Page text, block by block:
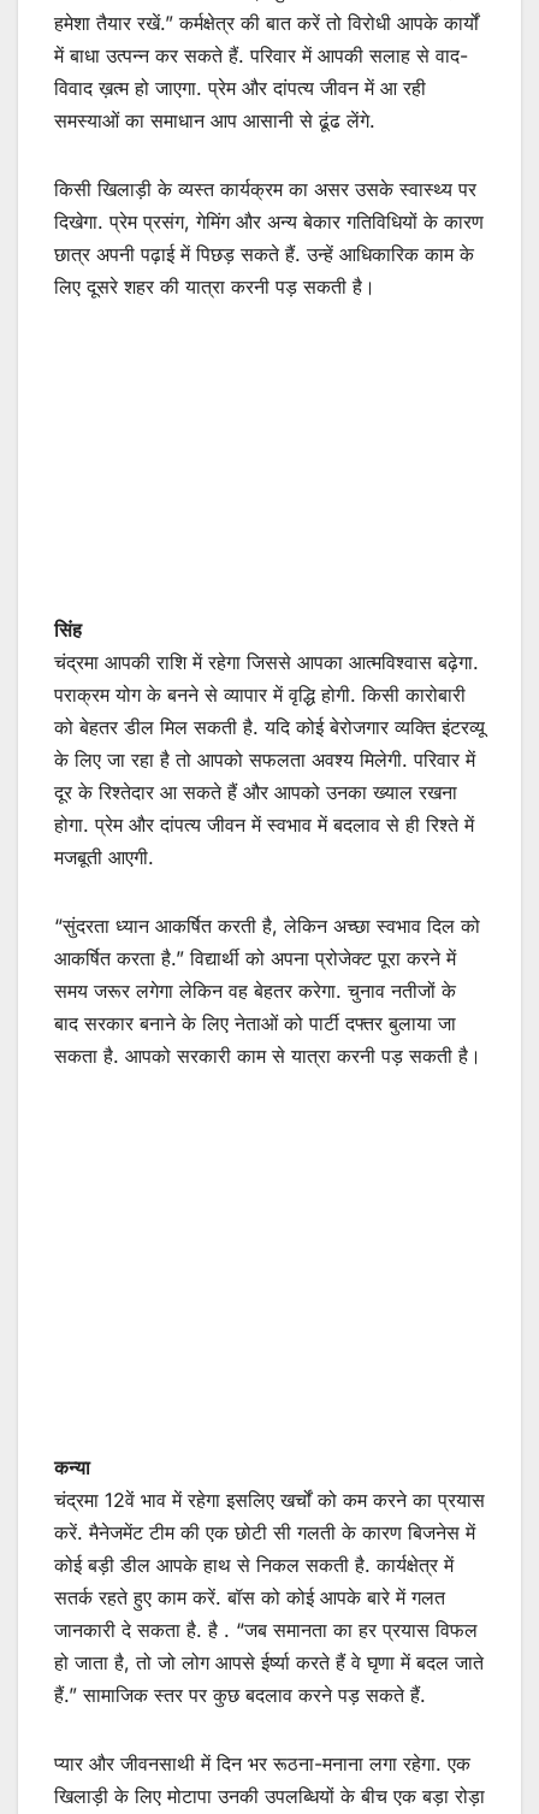
हमेशा तैयार रखें.” कर्मक्षेत्र की बात करें तो विरोधी आपके कार्यों
में बाधा उत्पन्न कर सकते हैं. परिवार में आपकी सलाह से वाद-
विवाद ख़त्म हो जाएगा. प्रेम और दांपत्य जीवन में आ रही
समस्याओं का समाधान आप आसानी से ढूंढ लेंगे.
किसी खिलाड़ी के व्यस्त कार्यक्रम का असर उसके स्वास्थ्य पर
दिखेगा. प्रेम प्रसंग, गेमिंग और अन्य बेकार गतिविधियों के कारण
छात्र अपनी पढ़ाई में पिछड़ सकते हैं. उन्हें आधिकारिक काम के
लिए दूसरे शहर की यात्रा करनी पड़ सकती है।
सिंह
चंद्रमा आपकी राशि में रहेगा जिससे आपका आत्मविश्वास बढ़ेगा.
पराक्रम योग के बनने से व्यापार में वृद्धि होगी. किसी कारोबारी
को बेहतर डील मिल सकती है. यदि कोई बेरोजगार व्यक्ति इंटरव्यू
के लिए जा रहा है तो आपको सफलता अवश्य मिलेगी. परिवार में
दूर के रिश्तेदार आ सकते हैं और आपको उनका ख्याल रखना
होगा. प्रेम और दांपत्य जीवन में स्वभाव में बदलाव से ही रिश्ते में
मजबूती आएगी.
“सुंदरता ध्यान आकर्षित करती है, लेकिन अच्छा स्वभाव दिल को
आकर्षित करता है.” विद्यार्थी को अपना प्रोजेक्ट पूरा करने में
समय जरूर लगेगा लेकिन वह बेहतर करेगा. चुनाव नतीजों के
बाद सरकार बनाने के लिए नेताओं को पार्टी दफ्तर बुलाया जा
सकता है. आपको सरकारी काम से यात्रा करनी पड़ सकती है।
कन्या
चंद्रमा 12वें भाव में रहेगा इसलिए खर्चों को कम करने का प्रयास
करें. मैनेजमेंट टीम की एक छोटी सी गलती के कारण बिजनेस में
कोई बड़ी डील आपके हाथ से निकल सकती है. कार्यक्षेत्र में
सतर्क रहते हुए काम करें. बॉस को कोई आपके बारे में गलत
जानकारी दे सकता है. है . “जब समानता का हर प्रयास विफल
हो जाता है, तो जो लोग आपसे ईर्ष्या करते हैं वे घृणा में बदल जाते
हैं.” सामाजिक स्तर पर कुछ बदलाव करने पड़ सकते हैं.
प्यार और जीवनसाथी में दिन भर रूठना-मनाना लगा रहेगा. एक
खिलाड़ी के लिए मोटापा उनकी उपलब्धियों के बीच एक बड़ा रोड़ा